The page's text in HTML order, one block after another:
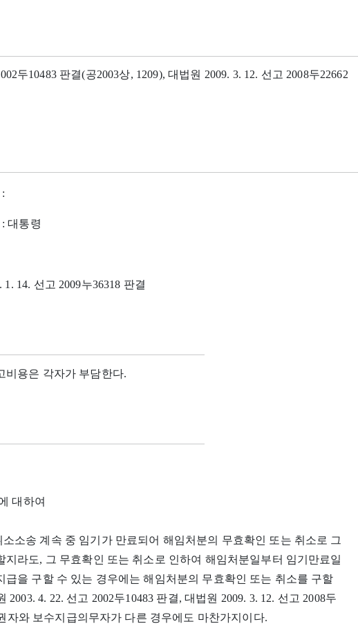
두10483 판결(공2003상, 1209), 대법원 2009. 3. 12. 선고 2008두22662
:
: 대통령
1. 14. 선고 2009누36318 판결
비용은 각자가 부담한다.
대하여
소송 계속 중 임기가 만료되어 해임처분의 무효확인 또는 취소로 그
지라도, 그 무효확인 또는 취소로 인하여 해임처분일부터 임기만료일
급을 구할 수 있는 경우에는 해임처분의 무효확인 또는 취소를 구할
2003. 4. 22. 선고 2002두10483 판결, 대법원 2009. 3. 12. 선고 2008두
자와 보수지급의무자가 다른 경우에도 마찬가지이다.